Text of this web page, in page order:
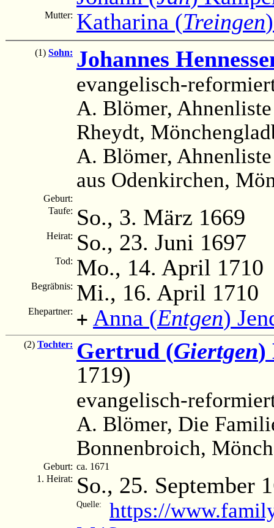
Mutter: Katharina (Treingen
(1) Sohn: Johannes
evangelisch-
A. Blömer,
Rheydt,
A. Blömer,
aus Odenkirchen,
Geburt:
Taufe: So., 3. März 1669
Heirat: So., 23. Juni 1697
Tod: Mo., 14. April 1710
Begräbnis: Mi., 16. April 1710
Ehepartner: + Anna (Entgen)
(2) Tochter: Gertrud (Giertgen)
1719)
evangelisch-
A. Blömer, Die
Bonnenbroich,
Geburt: ca. 1671
1. Heirat: So., 25. September
Quelle:
https://